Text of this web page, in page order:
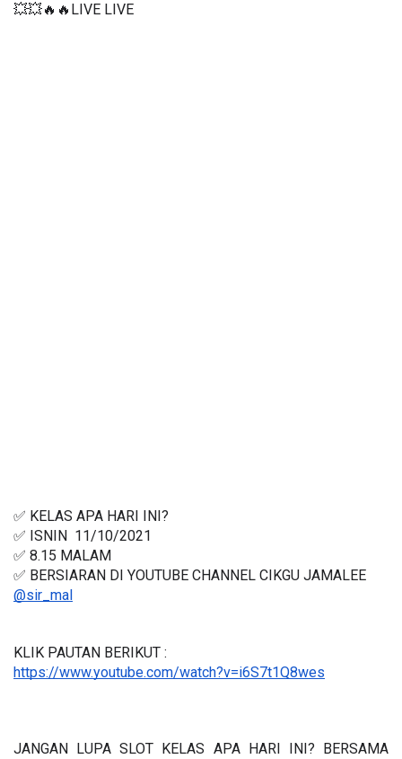
💥💥🔥🔥LIVE LIVE
✅ KELAS APA HARI INI?
✅ ISNIN  11/10/2021
✅ 8.15 MALAM
@sir_mal
KLIK PAUTAN BERIKUT :
https://www.youtube.com/watch?v=i6S7t1Q8wes
JANGAN LUPA SLOT KELAS APA HARI INI? BERSAMA